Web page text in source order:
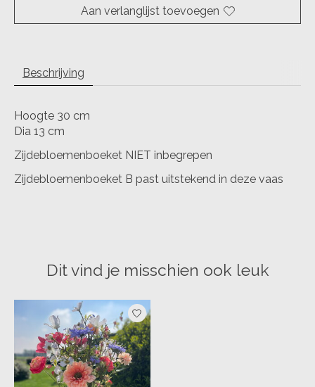
Aan verlanglijst toevoegen
Beschrijving
Hoogte 30 cm
Dia 13 cm
Zijdebloemenboeket NIET inbegrepen
Zijdebloemenboeket B past uitstekend in deze vaas
Dit vind je misschien ook leuk
Items van productcarrousel